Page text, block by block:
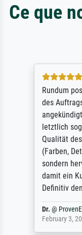
Ce que
Rundum
des
letztlich
Qualität
(Farben,
sondern
damit ein
Definitiv
Dr. @
February 3,